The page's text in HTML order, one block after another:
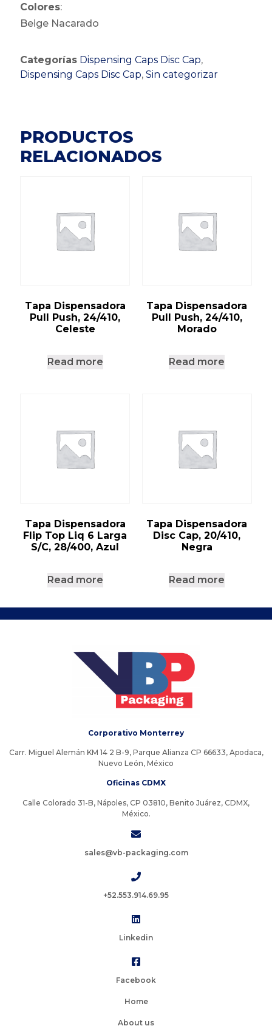
Colores:
Beige Nacarado
Categorías Dispensing Caps Disc Cap,
Dispensing Caps Disc Cap,Sin categorizar
PRODUCTOS
RELACIONADOS
Tapa Dispensadora
Pull Push, 24/410,
Celeste
Read more
Tapa Dispensadora
Pull Push, 24/410,
Morado
Read more
Tapa Dispensadora
Flip Top Liq 6 Larga
S/C, 28/400, Azul
Read more
Tapa Dispensadora
Disc Cap, 20/410,
Negra
Read more
Corporativo Monterrey
Carr. Miguel Alemán KM 14 2 B-9, Parque Alianza CP 66633, Apodaca,
Nuevo León, México
Oficinas CDMX
Calle Colorado 31-B, Nápoles, CP 03810, Benito Juárez, CDMX,
México.
sales@vb-packaging.com
+52.553.914.69.95
Linkedin
Facebook
Home
About us